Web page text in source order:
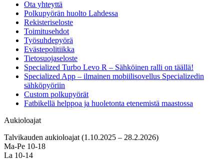
Ota yhteyttä
Polkupyörän huolto Lahdessa
Rekisteriseloste
Toimitusehdot
Työsuhdepyörä
Evästepolitiikka
Tietosuojaseloste
Specialized Turbo Levo R – Sähköinen ralli on täällä!
Specialized App – ilmainen mobiilisovellus Specializedin
sähköpyöriin
Custom polkupyörät
Fatbikellä helppoa ja huoletonta etenemistä maastossa
Aukioloajat
Talvikauden aukioloajat (1.10.2025 – 28.2.2026)
Ma-Pe 10-18
La 10-14